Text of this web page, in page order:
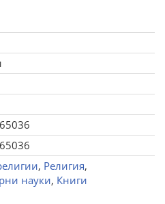
, Религия,
науки, Книги